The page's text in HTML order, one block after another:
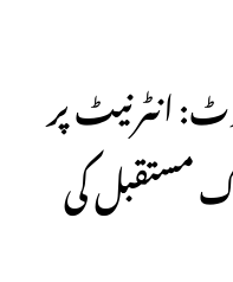
انٹرنیٹ پر
مستقبل کی